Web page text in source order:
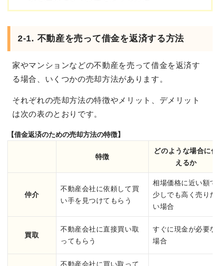
2-1. 不動産を売って借金を返済する方法
家やマンションなどの不動産を売って借金を返済す
る場合、いくつかの売却方法があります。
それぞれの売却方法の特徴やメリット、デメリット
は次の表のとおりです。
【借金返済のための売却方法の特徴】
特徴
どのような場合に使
えるか
仲介
不動産会社に依頼して買
い手を見つけてもらう
相場価格に近い額で
少しでも高く売りた
い場合
買取
不動産会社に直接買い取
ってもらう
すぐに現金が必要な
場合
不動産会社に買い取って